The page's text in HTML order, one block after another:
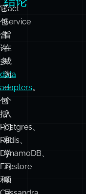
多
data
adapters
包
括
Postgres、
Redis、
DynamoDB、
Firestore
和
Cassandra
的
适
配
成
为
一
个
入
门
和
学
习
项
目，
分
叉
它